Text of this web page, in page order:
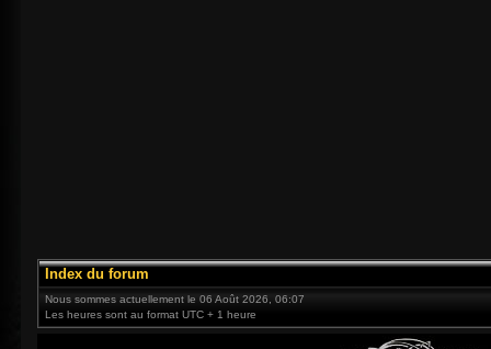
Index du forum
Nous sommes actuellement le 06 Août 2026, 06:07
Les heures sont au format UTC + 1 heure